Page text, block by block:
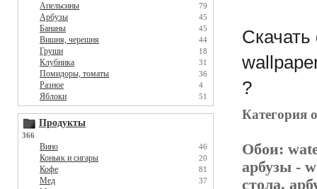
Апельсины 79
Арбузы 45
Бананы 45
Вишня, черешня 44
Груши 18
Клубника 31
Помидоры, томаты 36
Разное 4
Яблоки 51
Продукты
366
Вино 46
Коньяк и сигары 20
Кофе 81
Мед 37
Скачать
?
Категория
Обои:
арбузы-
стола,